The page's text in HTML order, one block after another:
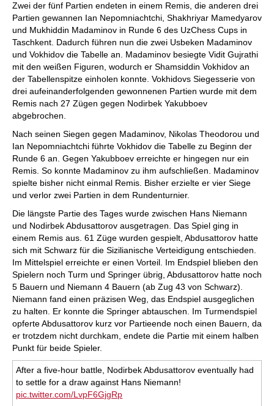
Zwei der fünf Partien endeten in einem Remis, die anderen drei
Partien gewannen Ian Nepomniachtchi, Shakhriyar Mamedyarov
und Mukhiddin Madaminov in Runde 6 des UzChess Cups in
Taschkent. Dadurch führen nun die zwei Usbeken Madaminov
und Vokhidov die Tabelle an. Madaminov besiegte Vidit Gujrathi
mit den weißen Figuren, wodurch er Shamsiddin Vokhidov an
der Tabellenspitze einholen konnte. Vokhidovs Siegesserie von
drei aufeinanderfolgenden gewonnenen Partien wurde mit dem
Remis nach 27 Zügen gegen Nodirbek Yakubboev
abgebrochen.
Nach seinen Siegen gegen Madaminov, Nikolas Theodorou und
Ian Nepomniachtchi führte Vokhidov die Tabelle zu Beginn der
Runde 6 an. Gegen Yakubboev erreichte er hingegen nur ein
Remis. So konnte Madaminov zu ihm aufschließen. Madaminov
spielte bisher nicht einmal Remis. Bisher erzielte er vier Siege
und verlor zwei Partien in dem Rundenturnier.
Die längste Partie des Tages wurde zwischen Hans Niemann
und Nodirbek Abdusattorov ausgetragen. Das Spiel ging in
einem Remis aus. 61 Züge wurden gespielt, Abdusattorov hatte
sich mit Schwarz für die Sizilianische Verteidigung entschieden.
Im Mittelspiel erreichte er einen Vorteil. Im Endspiel blieben den
Spielern noch Turm und Springer übrig, Abdusattorov hatte noch
5 Bauern und Niemann 4 Bauern (ab Zug 43 von Schwarz).
Niemann fand einen präzisen Weg, das Endspiel ausgeglichen
zu halten. Er konnte die Springer abtauschen. Im Turmendspiel
opferte Abdusattorov kurz vor Partieende noch einen Bauern, da
er trotzdem nicht durchkam, endete die Partie mit einem halben
Punkt für beide Spieler.
After a five-hour battle, Nodirbek Abdusattorov eventually had
to settle for a draw against Hans Niemann!
pic.twitter.com/LvpF6GjgRp